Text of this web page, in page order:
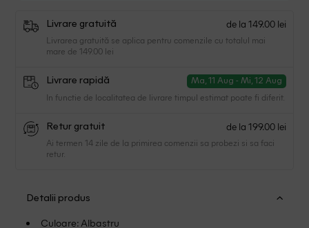
Livrare gratuită de la 149.00 lei
Livrarea gratuită se aplica pentru comenzile cu totalul mai
mare de 149.00 lei
Livrare rapidă Ma, 11 Aug - Mi, 12 Aug
In functie de localitatea de livrare timpul estimat poate fi diferit.
Retur gratuit de la 199.00 lei
Ai termen 14 zile de la primirea comenzii sa probezi si sa faci
retur.
Detalii produs
Culoare: Albastru